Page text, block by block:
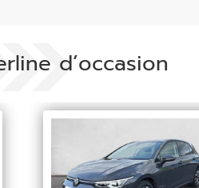
d’occasion